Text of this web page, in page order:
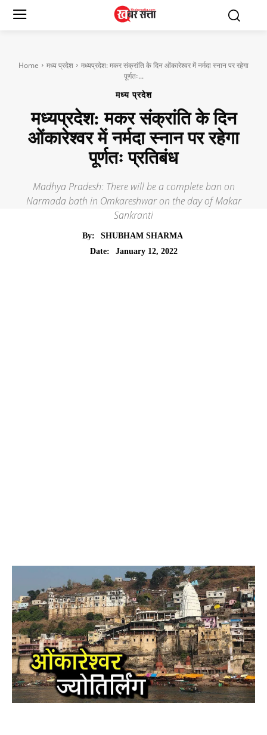
Home मध्य प्रदेश
मध्यप्रदेश: मकर संक्रांति के दिन ओंकारेश्वर में नर्मदा स्नान पर रहेगा
पूर्णतः...
मध्य प्रदेश
मध्यप्रदेश: मकर संक्रांति के दिन
ओंकारेश्वर में नर्मदा स्नान पर रहेगा
पूर्णतः प्रतिबंध
Madhya Pradesh: There will be a complete ban on
Narmada bath in Omkareshwar on the day of Makar
Sankranti
By:
SHUBHAM SHARMA
Date:
January 12, 2022